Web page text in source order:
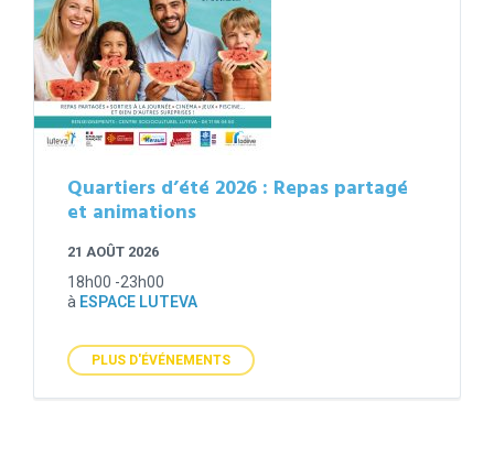
Quartiers d’été 2026 : Repas partagé
et animations
21 AOÛT 2026
18h00 -23h00
à ESPACE LUTEVA
PLUS D'ÉVÉNEMENTS